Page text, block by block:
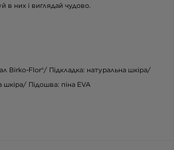
в них і виглядай чудово.
Birko-Flor®/ Підкладка: натуральна шкіра/
шкіра/ Підошва: піна EVA